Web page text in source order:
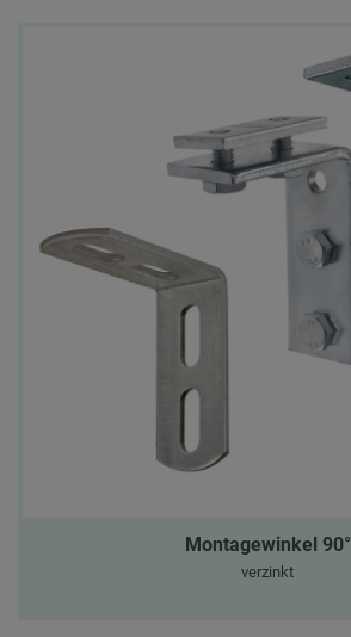
Montagewinkel 90°
verzinkt